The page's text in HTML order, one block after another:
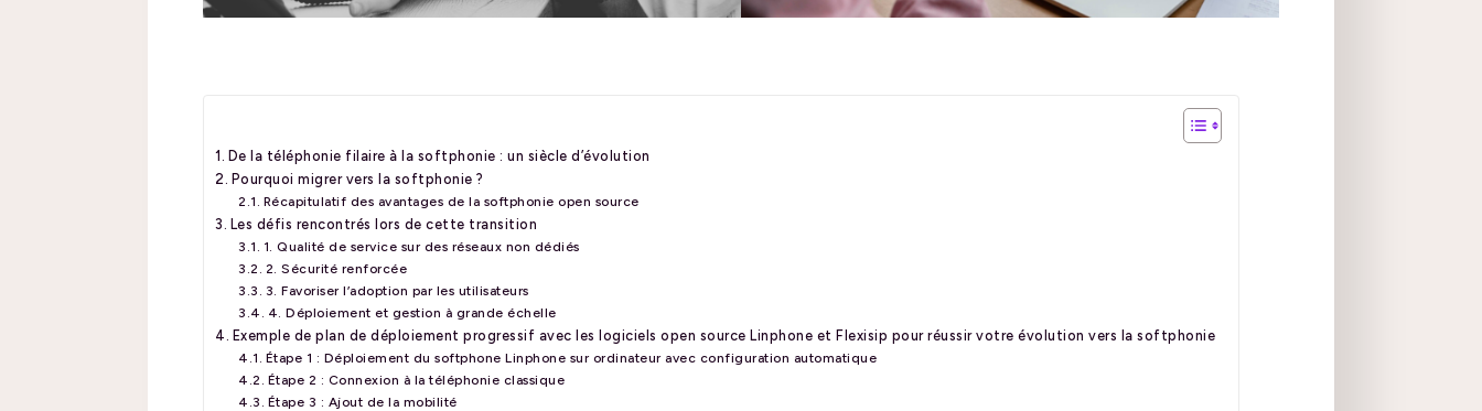
De la téléphonie filaire à la softphonie : un siècle d’évolution
Pourquoi migrer vers la softphonie ?
Récapitulatif des avantages de la softphonie open source
Les défis rencontrés lors de cette transition
1. Qualité de service sur des réseaux non dédiés
2. Sécurité renforcée
3. Favoriser l’adoption par les utilisateurs
4. Déploiement et gestion à grande échelle
Exemple de plan de déploiement progressif avec les logiciels open source Linphone et Flexisip pour réussir votre évolution vers la softphonie
Étape 1 : Déploiement du softphone Linphone sur ordinateur avec configuration automatique
Étape 2 : Connexion à la téléphonie classique
Étape 3 : Ajout de la mobilité